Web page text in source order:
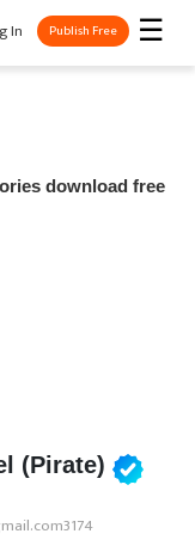
☰
In Publish Free
download free
(Pirate)